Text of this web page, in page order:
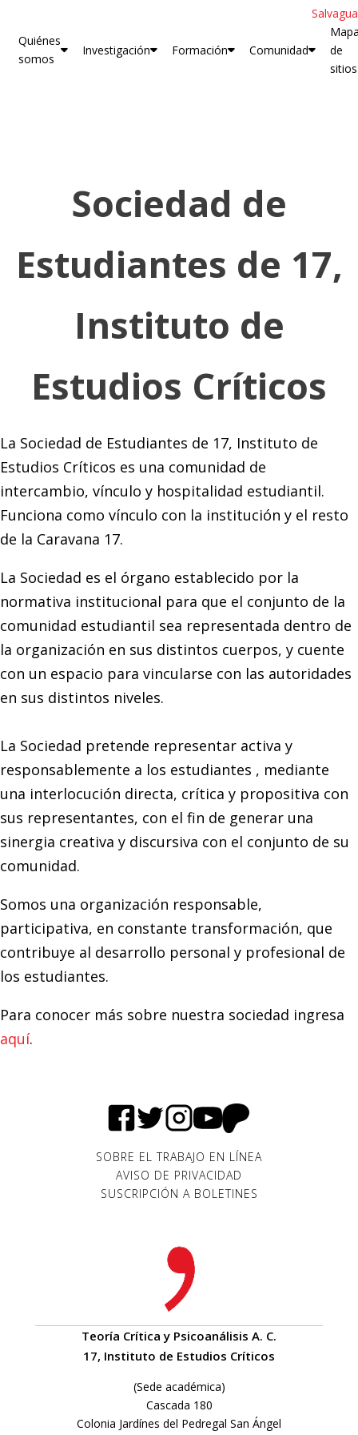
Quiénes
somos
Investigación Formación Comunidad
de
sitios
Sociedad de
Estudiantes de 17,
Instituto de
Estudios Críticos
La Sociedad de Estudiantes de 17, Instituto de
Estudios Críticos es una comunidad de
intercambio, vínculo y hospitalidad estudiantil.
Funciona como vínculo con la institución y el resto
de la Caravana 17.
La Sociedad es el órgano establecido por la
normativa institucional para que el conjunto de la
comunidad estudiantil sea representada dentro de
la organización en sus distintos cuerpos, y cuente
con un espacio para vincularse con las autoridades
en sus distintos niveles.
La Sociedad pretende representar activa y
responsablemente a los estudiantes , mediante
una interlocución directa, crítica y propositiva con
sus representantes, con el fin de generar una
sinergia creativa y discursiva con el conjunto de su
comunidad.
Somos una organización responsable,
participativa, en constante transformación, que
contribuye al desarrollo personal y profesional de
los estudiantes.
Para conocer más sobre nuestra sociedad ingresa
aquí.
SOBRE EL TRABAJO EN LÍNEA
AVISO DE PRIVACIDAD
SUSCRIPCIÓN A BOLETINES
Teoría Crítica y Psicoanálisis A. C.
17, Instituto de Estudios Críticos
(Sede académica)
Cascada 180
Colonia Jardínes del Pedregal San Ángel